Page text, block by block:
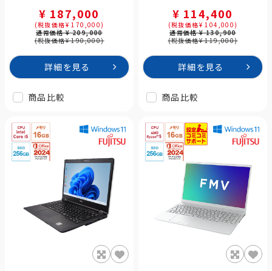
（FMVA75K3SA）
¥ 187,000
(税抜価格¥ 170,000)
通常価格 ¥ 209,000
(税抜価格¥ 190,000)
詳細を見る
商品比較
¥ 114,400
(税抜価格¥ 104,000)
通常価格 ¥ 130,900
(税抜価格¥ 119,000)
詳細を見る
商品比較